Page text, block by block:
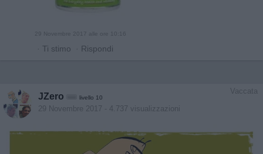
29 Novembre 2017 alle ore 10:16
· Ti stimo · Rispondi
Vaccata
JZero livello 10
29 Novembre 2017 - 4.737 visualizzazioni